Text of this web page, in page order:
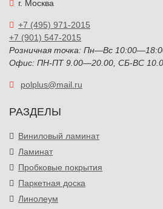
г. Москва
+7 (495) 971-2015
+7 (901) 547-2015
Розничная точка: Пн—Вс
Офис: ПН-ПТ 9.00—20.00, СБ-ВС
polplus@mail.ru
РАЗДЕЛЫ
Виниловый ламинат
Ламинат
Пробковые покрытия
Паркетная доска
Линолеум